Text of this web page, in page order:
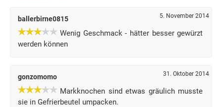
ballerbirne0815 5. November 2014
Wenig Geschmack - hätter besser gewürzt
werden können
gonzomomo 31. Oktober 2014
Markknochen sind etwas gräulich musste
sie in Gefrierbeutel umpacken.